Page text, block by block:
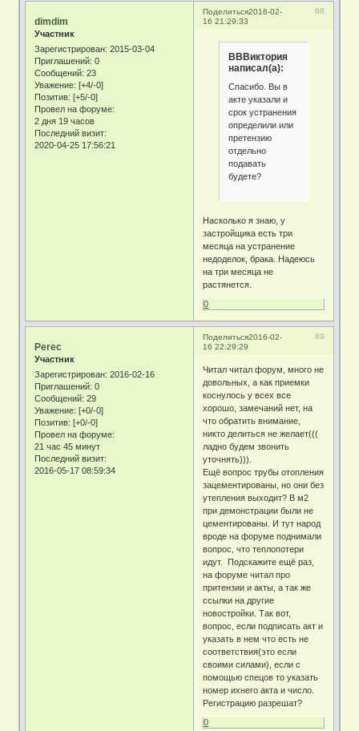
Поделиться 88
2016-02-
16 21:29:33
dimdim
Участник
Зарегистрирован: 2015-03-04
Приглашений: 0
Сообщений: 23
Уважение: [+4/-0]
Позитив: [+5/-0]
Провел на форуме:
2 дня 19 часов
Последний визит:
2020-04-25 17:56:21
ВВВиктория
написал(а):
Спасибо. Вы в
акте указали и
срок устранения
определили или
претензию
отдельно
подавать
будете?
Насколько я знаю, у
застройщика есть три
месяца на устранение
недоделок, брака. Надеюсь
на три месяца не
растянется.
0
Поделиться 89
2016-02-
16 22:29:29
Perec
Участник
Зарегистрирован: 2016-02-16
Приглашений: 0
Сообщений: 29
Уважение: [+0/-0]
Позитив: [+0/-0]
Провел на форуме:
21 час 45 минут
Последний визит:
2016-05-17 08:59:34
Читал читал форум, много не
довольных, а как приемки
коснулось у всех все
хорошо, замечаний нет, на
что обратить внимание,
никто делиться не желает(((
ладно будем звонить
уточнять))).
Ещё вопрос трубы отопления
зацементированы, но они без
утепления выходит? В м2
при демонстрации были не
цементированы. И тут народ
вроде на форуме поднимали
вопрос, что теплопотери
идут. Подскажите ещё раз,
на форуме читал про
притензии и акты, а так же
ссылки на другие
новостройки. Так вот,
вопрос, если подписать акт и
указать в нем что есть не
соответствия(это если
своими силами), если с
помощью спецов то указать
номер ихнего акта и число.
Регистрацию разрешат?
0